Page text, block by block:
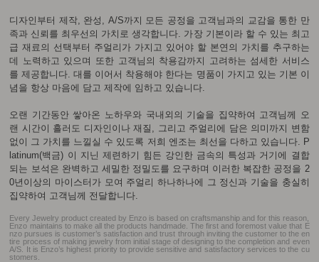
디자인부터 제작, 완성, A/S까지 모든 공정을 고객님과의 교감을 통한 만
족과 신뢰를 최우선의 가치로 생각합니다. 가장 기본이라 할 수 있는 최고
급 재료의 선택부터 주얼리가 가지고 있어야 할 본연의 가치를 추구하는
데 노력하고 있으며 또한 고객님의 착용감까지 고려하는 섬세한 서비스
를 제공합니다. 대를 이어서 착용해야 한다는 명품이 가지고 있는 기본 이
념을 항상 마음에 담고 제작에 임하고 있습니다.
오랜 기간동안 쌓아온 노하우와 국내외의 기술을 집약하여 고객님께 오
랜 시간이 흘러도 디자인이나 재질, 그리고 주얼리에 담은 의미까지 변함
없이 그 가치를 느낄실 수 있도록 저희 엔조는 최선을 다하고 있습니다. P
latinum(백금) 이 지닌 제련하기 힘든 강인한 금속의 특성과 거기에 결합
되는 보석은 완벽하고 세밀한 정밀도를 요구하며 이러한 복잡한 공정을 2
0년이상의 마이스터가 모여 주얼리 하나하나에 그 정신과 기술을 충실히
집약하여 고객님께 전달합니다.
Every Jewelry product created by Enzo is based on craftsmanship and for this reason,
Enzo maintains to make all the products handmade. The first and foremost value that E
nzo pursues is customer’s satisfaction and trust through inviting the customer to the en
tire process of making jewelry from initial stage of designing to the completion and even
A/S. It is Enzo’s highest priority to provide sensitive and satisfactory services to the cu
stomers.